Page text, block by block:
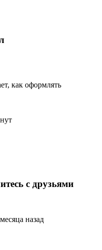
как оформлять
с друзьями
назад